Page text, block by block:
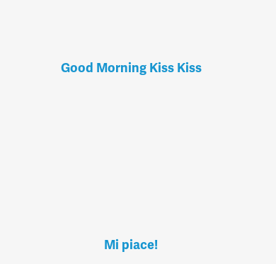
Good Morning Kiss Kiss
Mi piace!